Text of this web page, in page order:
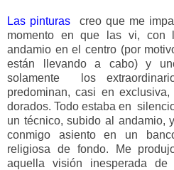
Las pinturas
creo que me
momento en que las vi,
andamio en el centro (por
están llevando a cabo) y
solamente los
predominan, casi en
dorados. Todo estaba en
un técnico, subido al andamio,
conmigo asiento en un
religiosa de fondo. Me
aquella visión inesperada de